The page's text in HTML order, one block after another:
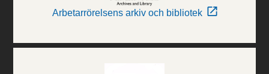
Arbetarrörelsens arkiv och bibliotek